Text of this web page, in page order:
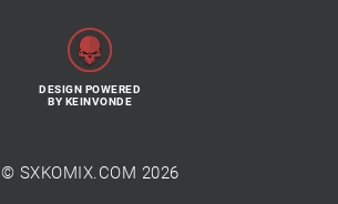
DESIGN POWERED
BY KEINVONDE
© SXKOMIX.COM 2026